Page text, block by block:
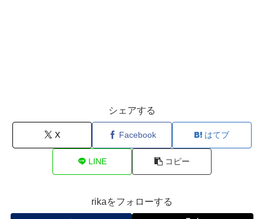
シェアする
X Facebook はてブ
LINE コピー
rikaをフォローする